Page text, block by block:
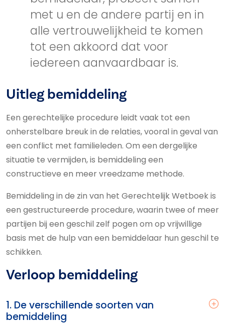
met u en de andere partij en in
alle vertrouwelijkheid te komen
tot een akkoord dat voor
iedereen aanvaardbaar is.
Uitleg bemiddeling
Een gerechtelijke procedure leidt vaak tot een
onherstelbare breuk in de relaties, vooral in geval van
een conflict met familieleden. Om een dergelijke
situatie te vermijden, is bemiddeling een
constructieve en meer vreedzame methode.
Bemiddeling in de zin van het Gerechtelijk Wetboek is
een gestructureerde procedure, waarin twee of meer
partijen bij een geschil zelf pogen om op vrijwillige
basis met de hulp van een bemiddelaar hun geschil te
schikken.
Verloop bemiddeling
1. De verschillende soorten van
bemiddeling